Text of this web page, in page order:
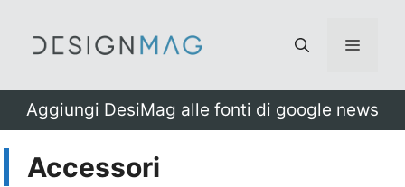
Menu
Aggiungi DesiMag alle fonti di google news
Accessori